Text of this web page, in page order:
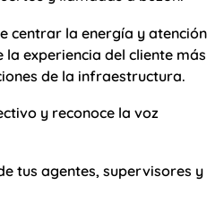
centrar la energía y atención
la experiencia del cliente más
de la infraestructura.
y reconoce la voz
tus agentes, supervisores y